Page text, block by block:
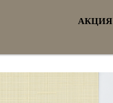
АКЦИЯ